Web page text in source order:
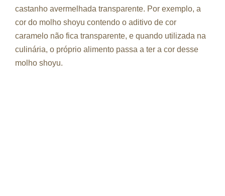
castanho avermelhada transparente. Por exemplo, a
cor do molho shoyu contendo o aditivo de cor
caramelo não fica transparente, e quando utilizada na
culinária, o próprio alimento passa a ter a cor desse
molho shoyu.